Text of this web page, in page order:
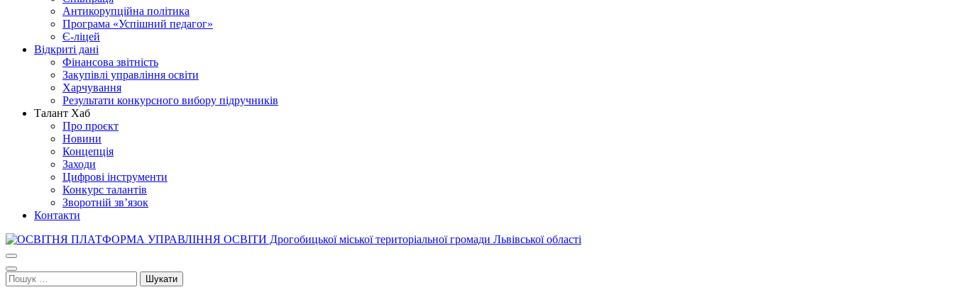
Антикорупційна політика
Програма «Успішний педагог»
Є-ліцей
Відкриті дані
Фінансова звітність
Закупівлі управління освіти
Харчування
Результати конкурсного вибору підручників
Талант Хаб
Про проєкт
Новини
Концепція
Заходи
Цифрові інструменти
Конкурс талантів
Зворотній зв’язок
Контакти
Пошук: